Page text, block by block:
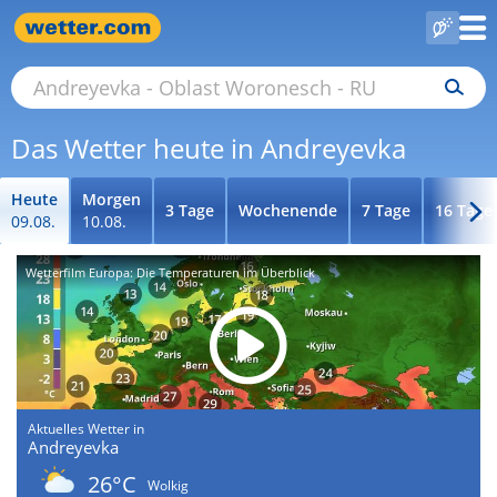
Das Wetter heute in Andreyevka
Heute
09.08.
Morgen
10.08.
3 Tage Wochenende 7 Tage 16 Tage
Wetterfilm Europa: Die Temperaturen im Überblick
Aktuelles Wetter in
Andreyevka
26°C
Wolkig